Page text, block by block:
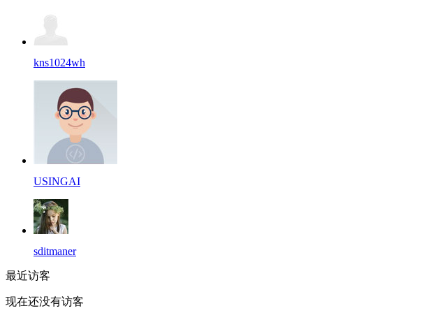
kns1024wh
USINGAI
sditmaner
最近访客
现在还没有访客